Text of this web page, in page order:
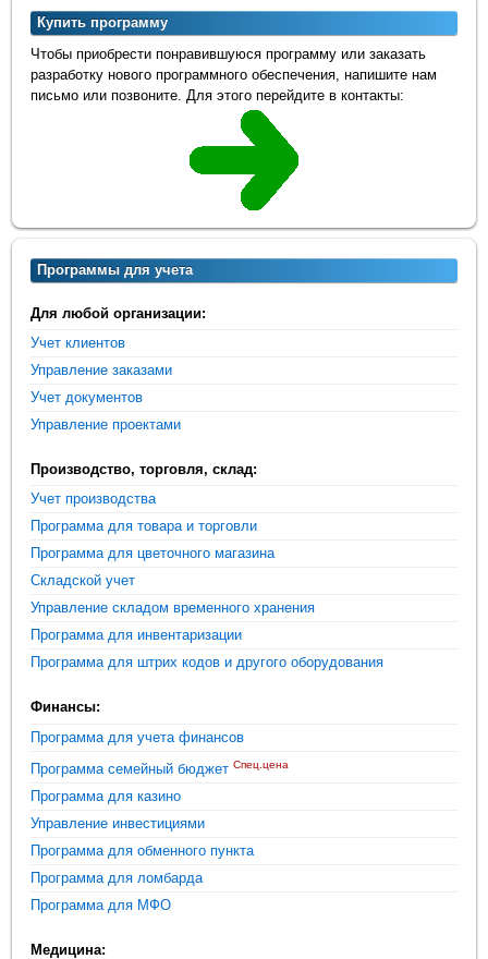
Купить программу
Чтобы приобрести понравившуюся программу или заказать
разработку нового программного обеспечения, напишите нам
письмо или позвоните. Для этого перейдите в контакты:
Программы для учета
Для любой организации:
Учет клиентов
Управление заказами
Учет документов
Управление проектами
Производство, торговля, склад:
Учет производства
Программа для товара и торговли
Программа для цветочного магазина
Складской учет
Управление складом временного хранения
Программа для инвентаризации
Программа для штрих кодов и другого оборудования
Финансы:
Программа для учета финансов
Программа семейный бюджет Спец.цена
Программа для казино
Управление инвестициями
Программа для обменного пункта
Программа для ломбарда
Программа для МФО
Медицина: